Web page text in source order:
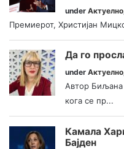
under Актуелно
Премиерот, Христијан
Да го
under Актуелно
Автор
кога се пр...
Камала
Бајден